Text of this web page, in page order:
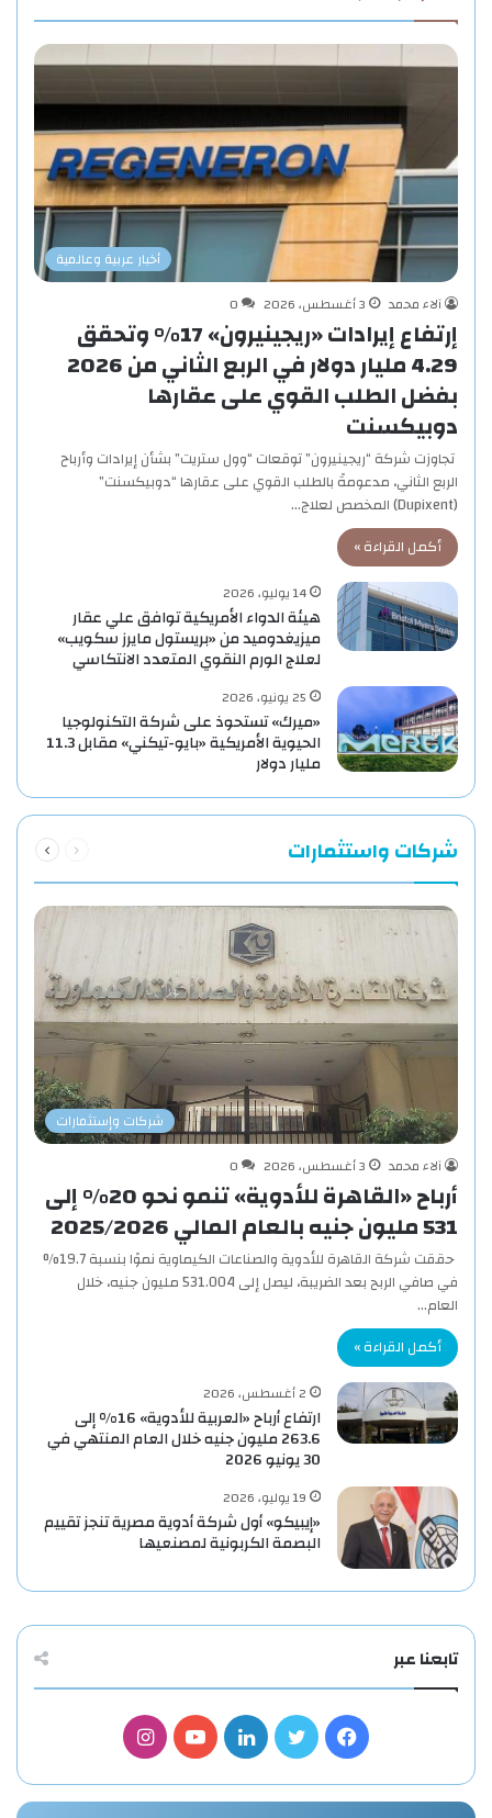
أخبار عربية وعالمية
آلاء محمد
3 أغسطس، 2026 0
إرتفاع إيرادات «ريجينيرون» 17% وتحقق
4.29 مليار دولار في الربع الثاني من 2026
بفضل الطلب القوي على عقارها
دوبيكسنت
تجاوزت شركة “ريجينيرون” توقعات “وول ستريت” بشأن إيرادات وأرباح
الربع الثاني، مدعومةً بالطلب القوي على عقارها “دوبيكسنت”
(Dupixent) المخصص لعلاج…
أكمل القراءة »
14 يوليو، 2026
هيئة الدواء الأمريكية توافق علي عقار
ميزيغدوميد من «بريستول مايرز سكويب»
لعلاج الورم النقوي المتعدد الانتكاسي
25 يونيو، 2026
«ميرك» تستحوذ على شركة التكنولوجيا
الحيوية الأمريكية «بايو-تيكني» مقابل 11.3
مليار دولار
شركات واستثمارات الصفحةالصفحة
شركات وإستثمارات
آلاء محمد
3 أغسطس، 2026 0
أرباح «القاهرة للأدوية» تنمو نحو 20% إلى
531 مليون جنيه بالعام المالي 2025/2026
حققت شركة القاهرة للأدوية والصناعات الكيماوية نموًا بنسبة 19.7%
في صافي الربح بعد الضريبة، ليصل إلى 531.004 مليون جنيه، خلال
العام…
أكمل القراءة »
2 أغسطس، 2026
ارتفاع أرباح «العربية للأدوية» 16% إلى
263.6 مليون جنيه خلال العام المنتهي في
30 يونيو 2026
19 يوليو، 2026
«إيبيكو» أول شركة أدوية مصرية تنجز تقييم
البصمة الكربونية لمصنعيها
تابعنا عبر
فيسبوك
تويتر لينكدإنيوتيوبانستقرام